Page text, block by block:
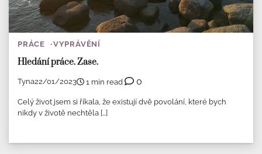
PRÁCE VYPRÁVĚNÍ
Hledání práce. Zase.
Tyna22/01/2023 1 min read 0
Celý život jsem si říkala, že existují dvě povolání, které bych
nikdy v životě nechtěla […]